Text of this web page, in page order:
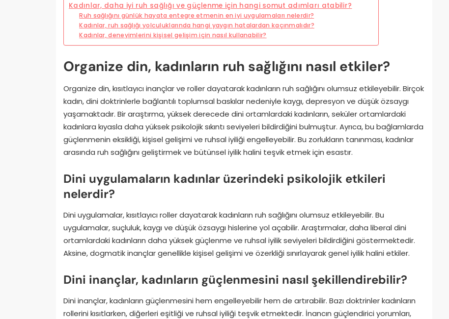
Kadınlar, daha iyi ruh sağlığı ve güçlenme için hangi somut adımları atabilir?
Ruh sağlığını günlük hayata entegre etmenin en iyi uygulamaları nelerdir?
Kadınlar, ruh sağlığı yolculuklarında hangi yaygın hatalardan kaçınmalıdır?
Kadınlar, deneyimlerini kişisel gelişim için nasıl kullanabilir?
Organize din, kadınların ruh sağlığını nasıl etkiler?
Organize din, kısıtlayıcı inançlar ve roller dayatarak kadınların ruh sağlığını olumsuz etkileyebilir. Birçok
kadın, dini doktrinlerle bağlantılı toplumsal baskılar nedeniyle kaygı, depresyon ve düşük özsaygı
yaşamaktadır. Bir araştırma, yüksek derecede dini ortamlardaki kadınların, seküler ortamlardaki
kadınlara kıyasla daha yüksek psikolojik sıkıntı seviyeleri bildirdiğini bulmuştur. Ayrıca, bu bağlamlarda
güçlenmenin eksikliği, kişisel gelişimi ve ruhsal iyiliği engelleyebilir. Bu zorlukların tanınması, kadınlar
arasında ruh sağlığını geliştirmek ve bütünsel iyilik halini teşvik etmek için esastır.
Dini uygulamaların kadınlar üzerindeki psikolojik etkileri
nelerdir?
Dini uygulamalar, kısıtlayıcı roller dayatarak kadınların ruh sağlığını olumsuz etkileyebilir. Bu
uygulamalar, suçluluk, kaygı ve düşük özsaygı hislerine yol açabilir. Araştırmalar, daha liberal dini
ortamlardaki kadınların daha yüksek güçlenme ve ruhsal iyilik seviyeleri bildirdiğini göstermektedir.
Aksine, dogmatik inançlar genellikle kişisel gelişimi ve özerkliği sınırlayarak genel iyilik halini etkiler.
Dini inançlar, kadınların güçlenmesini nasıl şekillendirebilir?
Dini inançlar, kadınların güçlenmesini hem engelleyebilir hem de artırabilir. Bazı doktrinler kadınların
rollerini kısıtlarken, diğerleri eşitliği ve ruhsal iyiliği teşvik etmektedir. İnancın güçlendirici yorumları,